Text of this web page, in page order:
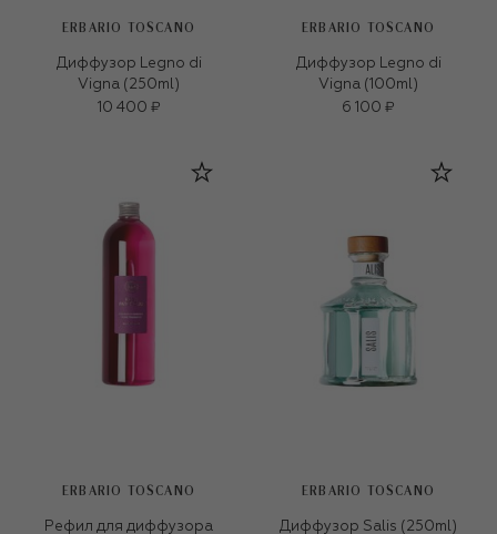
ERBARIO TOSCANO
Диффузор Legno di
Vigna (250ml)
10 400 ₽
ERBARIO TOSCANO
Диффузор Legno di
Vigna (100ml)
6 100 ₽
ERBARIO TOSCANO
Рефил для диффузора
ERBARIO TOSCANO
Диффузор Salis (250ml)